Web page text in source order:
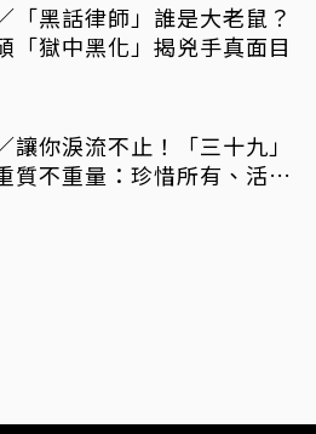
「黑話律師」誰是大老鼠？
「獄中黑化」揭兇手真面目
讓你淚流不止！「三十九」
質不重量：珍惜所有、活在